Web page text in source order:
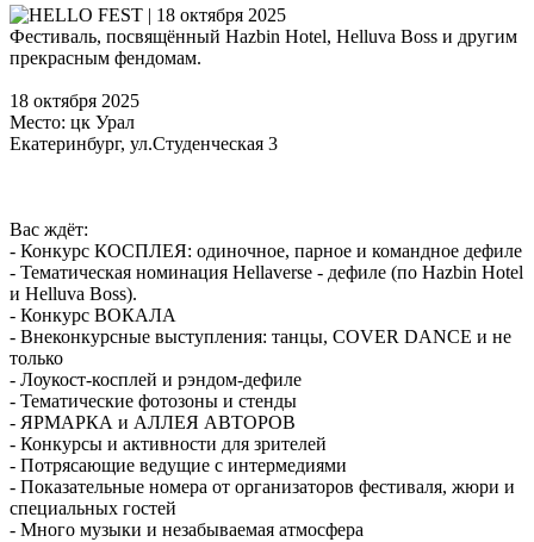
Фестиваль, посвящённый Hazbin Hotel, Helluva Boss и другим
прекрасным фендомам.
18 октября 2025
Место: цк Урал
Екатеринбург, ул.Студенческая 3
Вас ждёт:
- Конкурс КОСПЛЕЯ: одиночное, парное и командное дефиле
- Тематическая номинация Hellaverse - дефиле (по Hazbin Hotel
и Helluva Boss).
- Конкурс ВОКАЛА
- Внеконкурсные выступления: танцы, COVER DANCE и не
только
- Лоукост-косплей и рэндом-дефиле
- Тематические фотозоны и стенды
- ЯРМАРКА и АЛЛЕЯ АВТОРОВ
- Конкурсы и активности для зрителей
- Потрясающие ведущие с интермедиями
- Показательные номера от организаторов фестиваля, жюри и
специальных гостей
- Много музыки и незабываемая атмосфера